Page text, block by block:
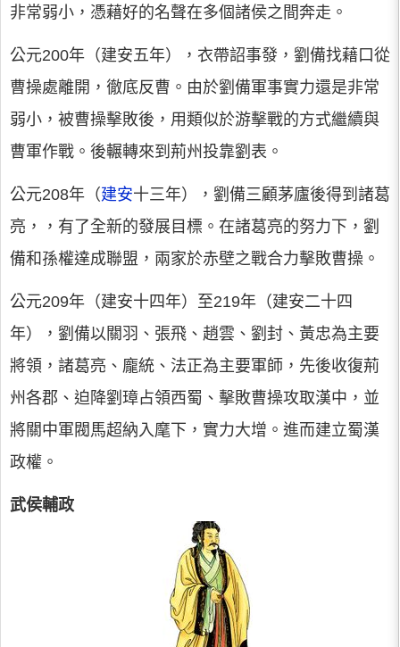
非常弱小，憑藉好的名聲在多個諸侯之間奔走。
公元200年（建安五年），衣帶詔事發，劉備找藉口從
曹操處離開，徹底反曹。由於劉備軍事實力還是非常
弱小，被曹操擊敗後，用類似於游擊戰的方式繼續與
曹軍作戰。後輾轉來到荊州投靠劉表。
公元208年（建安十三年），劉備三顧茅廬後得到諸葛
亮，，有了全新的發展目標。在諸葛亮的努力下，劉
備和孫權達成聯盟，兩家於赤壁之戰合力擊敗曹操。
公元209年（建安十四年）至219年（建安二十四
年），劉備以關羽、張飛、趙雲、劉封、黃忠為主要
將領，諸葛亮、龐統、法正為主要軍師，先後收復荊
州各郡、迫降劉璋占領西蜀、擊敗曹操攻取漢中，並
將關中軍閥馬超納入麾下，實力大增。進而建立蜀漢
政權。
武侯輔政